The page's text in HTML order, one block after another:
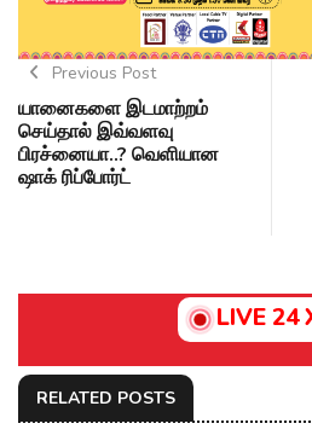
Previous Post
யானைகளை இடமாற்றம்
செய்தால் இவ்வளவு
பிரச்னையா..? வெளியான
ஷாக் ரிப்போர்ட்
LIVE 24
RELATED POSTS